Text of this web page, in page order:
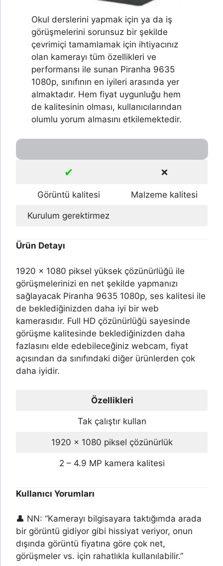
Okul derslerini yapmak için ya da iş
görüşmelerini sorunsuz bir şekilde
çevrimiçi tamamlamak için ihtiyacınız
olan kamerayı tüm özellikleri ve
performansı ile sunan Piranha 9635
1080p, sınıfının en iyileri arasında yer
almaktadır. Hem fiyat uygunluğu hem
de kalitesinin olması, kullanıcılarından
olumlu yorum almasını etkilemektedir.
✔ ❌
Görüntü kalitesi Malzeme kalitesi
Kurulum gerektirmez
Ürün Detayı
1920 x 1080 piksel yüksek çözünürlüğü ile
görüşmelerinizi en net şekilde yapmanızı
sağlayacak Piranha 9635 1080p, ses kalitesi ile
de beklediğinizden daha iyi bir web
kamerasıdır. Full HD çözünürlüğü sayesinde
görüşme kalitesinde beklediğinizden daha
fazlasını elde edebileceğiniz webcam, fiyat
açısından da sınıfındaki diğer ürünlerden çok
daha iyidir.
Özellikleri
Tak çalıştır kullan
1920 x 1080 piksel çözünürlük
2 – 4.9 MP kamera kalitesi
Kullanıcı Yorumları
👤 NN: “Kamerayı bilgisayara taktığımda arada
bir görüntü gidiyor gibi hissiyat veriyor, onun
dışında görüntü fiyatına göre çok net,
görüşmeler vs. için rahatlıkla kullanılabilir.”